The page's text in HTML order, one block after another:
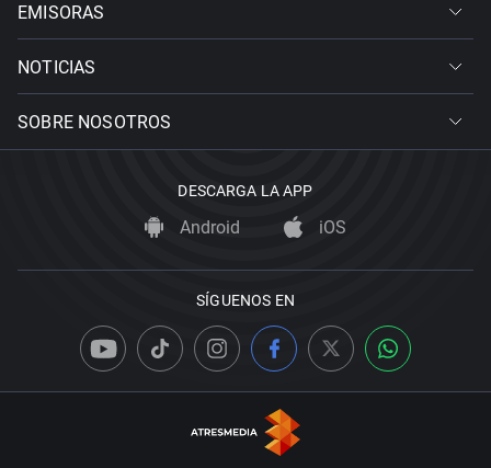
EMISORAS
NOTICIAS
SOBRE NOSOTROS
DESCARGA LA APP
Android iOS
SÍGUENOS EN